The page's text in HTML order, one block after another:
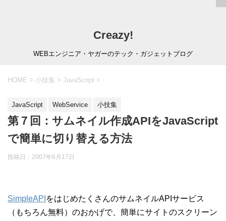
Creazy!
WEBエンジニア・ヤガーのテック・ガジェットブログ
HOME > 小技集 > JavaScript >
JavaScript WebService 小技集
第７回：サムネイル作成APIをJavaScript
で簡単に切り替える方法
投稿日： 2007年6月17日
SimpleAPI をはじめたくさんのサムネイルAPIサービス
（もちろん無料）のおかげで、簡単にサイトのスクリーン